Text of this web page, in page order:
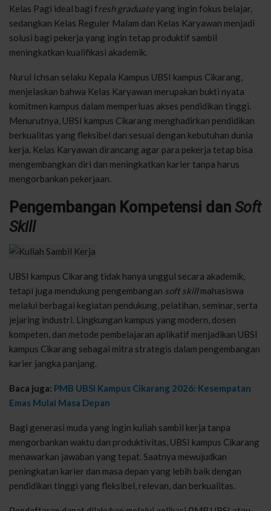
Kelas Pagi ideal bagi fresh graduateyang ingin fokus belajar,
sedangkan Kelas Reguler Malam dan Kelas Karyawan menjadi
solusi bagi pekerja yang ingin tetap produktif sambil
meningkatkan kualifikasi akademik.
Nurul Ichsan selaku Kepala Kampus UBSI kampus Cikarang,
menjelaskan bahwa Kelas Karyawan merupakan bukti nyata
komitmen kampus dalam memperluas akses pendidikan tinggi.
Menurutnya, UBSI kampus Cikarang menghadirkan pendidikan
berkualitas yang fleksibel dan sesuai dengan kebutuhan dunia
kerja. Kelas Karyawan dirancang agar para pekerja tetap bisa
mengembangkan diri dan meningkatkan karier tanpa harus
mengorbankan pekerjaan.
Pengembangan Kompetensi dan Soft
Skill
UBSI kampus Cikarang tidak hanya unggul secara akademik,
tetapi juga mendukung pengembangan soft skillmahasiswa
melalui berbagai kegiatan pendukung, pelatihan, seminar, serta
jejaring industri. Lingkungan kampus yang modern, dosen
kompeten, dan metode pembelajaran aplikatif menjadikan UBSI
kampus Cikarang sebagai mitra strategis dalam pengembangan
karier jangka panjang.
Baca juga: PMB UBSI Kampus Cikarang 2026: Kesempatan
Emas Mulai Masa Depan
Bagi generasi muda yang ingin kuliah sambil kerja tanpa
mengorbankan waktu dan produktivitas, UBSI kampus Cikarang
menawarkan jawaban yang tepat. Saatnya mewujudkan
peningkatan karier dan masa depan yang lebih baik dengan
pendidikan tinggi yang fleksibel, relevan, dan berkualitas.